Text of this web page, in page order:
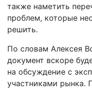
также наметить
проблем, которые
решить.
По словам Алексея
документ вскоре
на обсуждение с
участниками рынка.